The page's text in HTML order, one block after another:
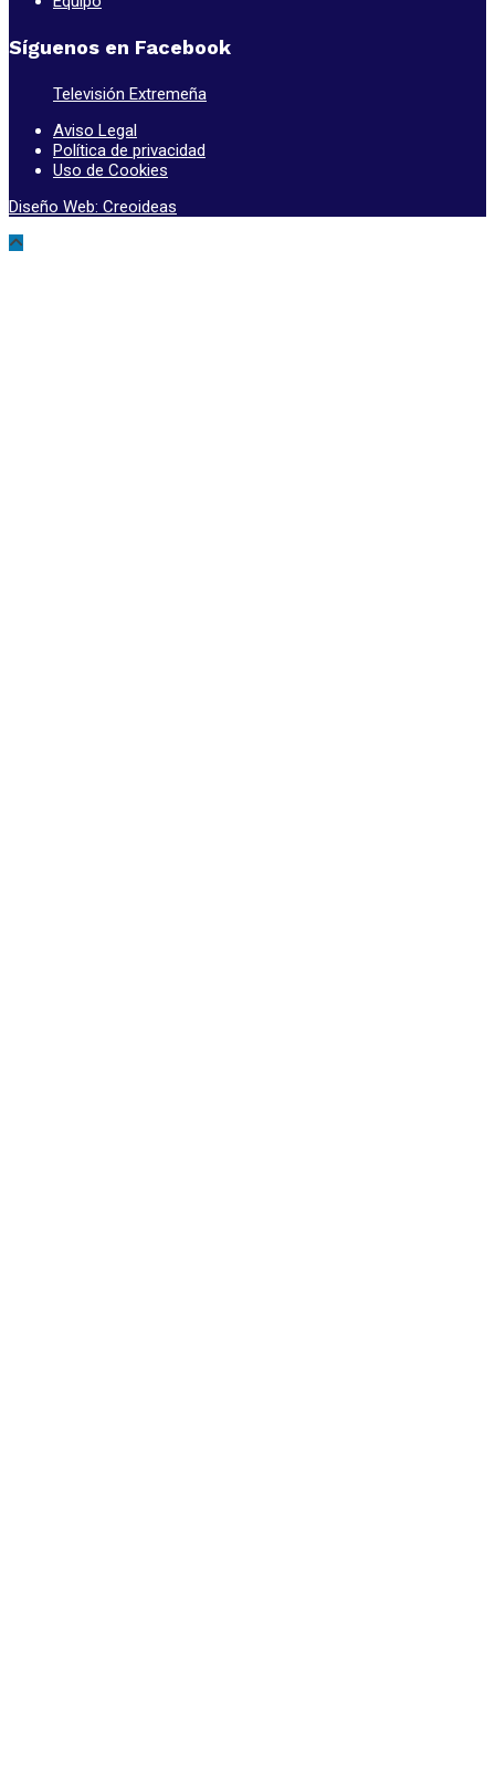
Síguenos en Facebook
Televisión Extremeña
Aviso Legal
Política de privacidad
Uso de Cookies
Diseño Web: Creoideas